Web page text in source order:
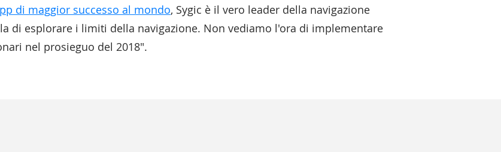
di maggior successo al mondo, Sygic è il vero leader della navigazione
di esplorare i limiti della navigazione. Non vediamo l'ora di implementare
nel prosieguo del 2018".